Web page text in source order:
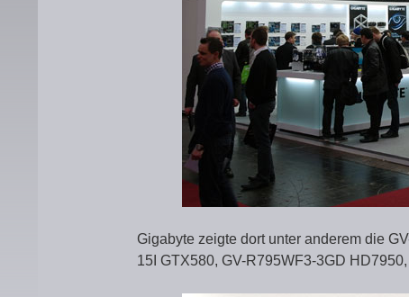
Gigabyte zeigte dort unter anderem die
15I GTX580, GV-R795WF3-3GD